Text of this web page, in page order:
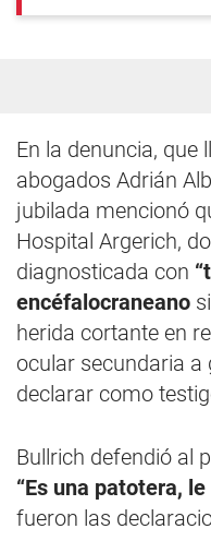
En la denuncia, que
abogados Adrián
jubilada mencionó
Hospital Argerich,
diagnosticada con
encéfalocraneano
herida cortante en
ocular secundaria a
declarar como
Bullrich defendió al
“Es una patotera,
fueron las